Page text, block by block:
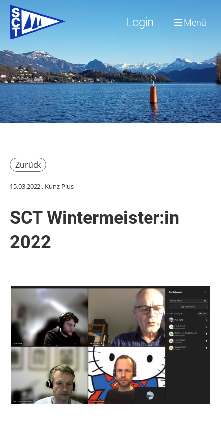
Login Menü
Zurück
15.03.2022, Kunz Pius
SCT Wintermeister:in
2022